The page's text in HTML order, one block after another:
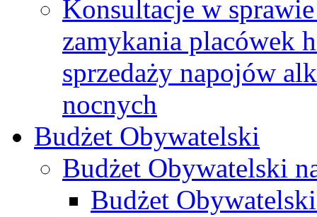
Konsultacje w
zamykania placówek
sprzedaży napojów
nocnych
Budżet Obywatelski
Budżet Obywatelski
Budżet